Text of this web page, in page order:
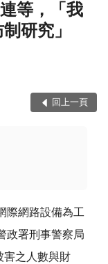
等，「我
研究」
回上一頁
際網路設備為工
政署刑事警察局
害之人數與財